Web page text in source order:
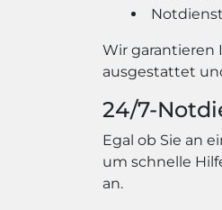
Notdienst
Wir garantieren
ausgestattet
24/7-
Egal ob Sie an
um schnelle
an.